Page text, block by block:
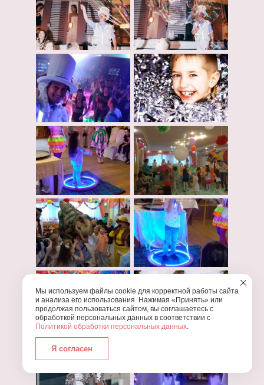
Мы используем файлы cookie для корректной работы сайта
и анализа его использования. Нажимая «Принять» или
продолжая пользоваться сайтом, вы соглашаетесь с
обработкой персональных данных в соответствии с
Политикой обработки персональных данных.
Я согласен